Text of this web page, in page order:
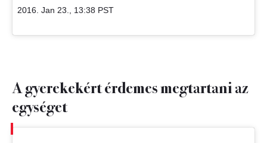
2016. Jan 23., 13:38 PST
A gyerekekért érdemes megtartani az
egységet